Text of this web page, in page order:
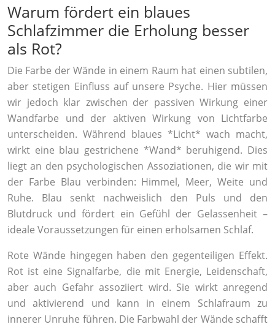
Warum fördert ein blaues
Schlafzimmer die Erholung besser
als Rot?
Die Farbe der Wände in einem Raum hat einen subtilen,
aber stetigen Einfluss auf unsere Psyche. Hier müssen
wir jedoch klar zwischen der passiven Wirkung einer
Wandfarbe und der aktiven Wirkung von Lichtfarbe
unterscheiden. Während blaues *Licht* wach macht,
wirkt eine blau gestrichene *Wand* beruhigend. Dies
liegt an den psychologischen Assoziationen, die wir mit
der Farbe Blau verbinden: Himmel, Meer, Weite und
Ruhe. Blau senkt nachweislich den Puls und den
Blutdruck und fördert ein Gefühl der Gelassenheit –
ideale Voraussetzungen für einen erholsamen Schlaf.
Rote Wände hingegen haben den gegenteiligen Effekt.
Rot ist eine Signalfarbe, die mit Energie, Leidenschaft,
aber auch Gefahr assoziiert wird. Sie wirkt anregend
und aktivierend und kann in einem Schlafraum zu
innerer Unruhe führen. Die Farbwahl der Wände schafft